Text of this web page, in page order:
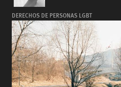
DERECHOS DE PERSONAS LGBT